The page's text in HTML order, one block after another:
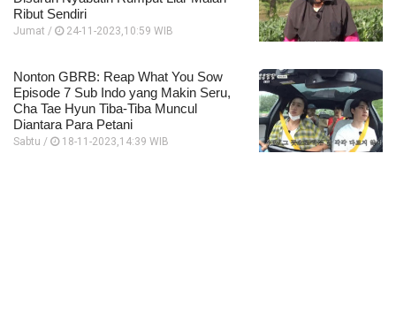
Ribut Sendiri
Jumat / 24-11-2023,10:59 WIB
Nonton GBRB: Reap What You Sow
Episode 7 Sub Indo yang Makin Seru,
Cha Tae Hyun Tiba-Tiba Muncul
Diantara Para Petani
Sabtu / 18-11-2023,14:39 WIB